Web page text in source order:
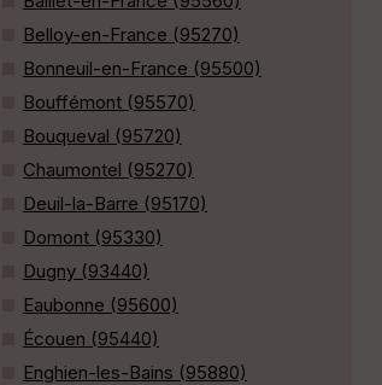
Belloy-en-France (95270)
Bonneuil-en-France (95500)
Bouffémont (95570)
Bouqueval (95720)
Chaumontel (95270)
Deuil-la-Barre (95170)
Domont (95330)
Dugny (93440)
Eaubonne (95600)
Écouen (95440)
Enghien-les-Bains (95880)